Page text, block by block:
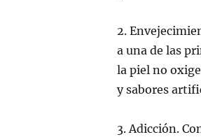
2.
a una de las
la piel no
y sabores
3. Adicción.